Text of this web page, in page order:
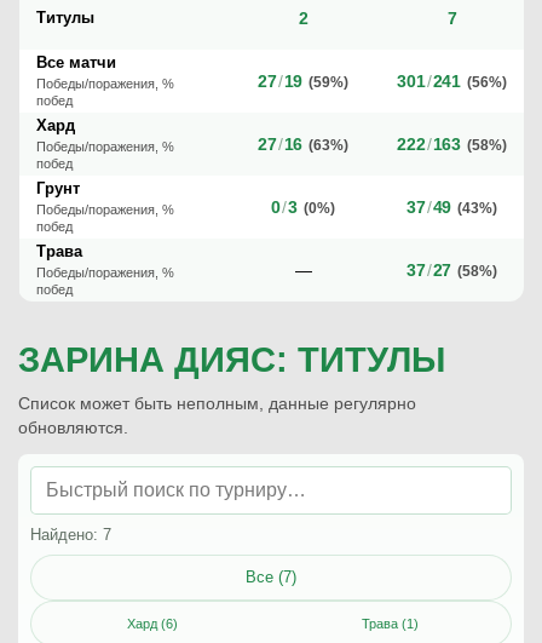
Титулы 2 7
Все матчи
Победы/поражения, %
побед
27/19 (59%) 301/241 (56%)
Хард
Победы/поражения, %
побед
27/16 (63%) 222/163 (58%)
Грунт
Победы/поражения, %
побед
0/3 (0%) 37/49 (43%)
Трава
Победы/поражения, %
побед
— 37/27 (58%)
ЗАРИНА ДИЯС: ТИТУЛЫ
Список может быть неполным, данные регулярно
обновляются.
Найдено: 7
Все (7)
Хард (6) Трава (1)